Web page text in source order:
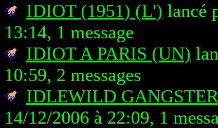
IDIOT (1951) (L') lancé
13:14, 1 message
IDIOT A PARIS (UN)
10:59, 2 messages
IDLEWILD
14/12/2006 à 22:09, 1